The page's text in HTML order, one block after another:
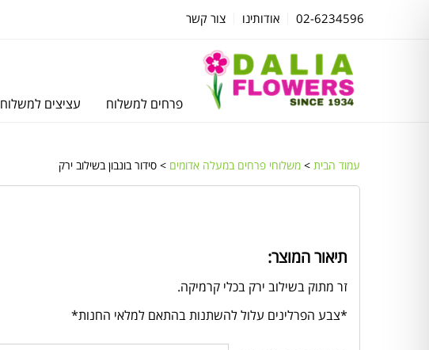
02-6234596 אודותינו צור קשר
פרחים למשלוח עציצים למשלוח
עמוד הבית > משלוחי פרחים במעלה אדומים > סידור בונבון בשילוב ירק
תיאור המוצר:
זר מתוק בשילוב ירק בכלי קרמיקה.
*צבע הפרלינים עלול להשתנות בהתאם למלאי החנות*